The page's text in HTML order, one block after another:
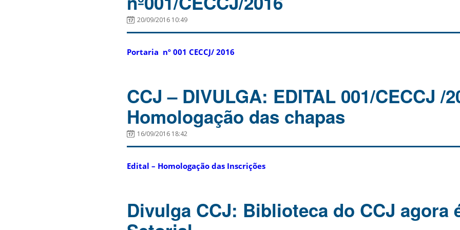
20/09/2016 10:49
Portaria nº 001 CECCJ/ 2016
CCJ – DIVULGA: EDITAL 001/CECCJ /
Homologação das chapas
16/09/2016 18:42
Edital – Homologação das Inscrições
Divulga CCJ: Biblioteca do CCJ agora